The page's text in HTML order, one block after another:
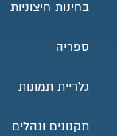
חודשים עד
הלימודים
בחינות חיצוניות
ספריה
גלריית תמונות
תקנונים ונהלים